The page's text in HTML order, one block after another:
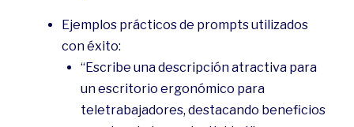
Ejemplos prácticos de prompts utilizados
con éxito:
“Escribe una descripción atractiva para
un escritorio ergonómico para
teletrabajadores, destacando beneficios